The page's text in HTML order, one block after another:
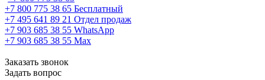
+7 800 775 38 65 Бесплатный
+7 495 641 89 21 Отдел продаж
+7 903 685 38 55 WhatsApp
+7 903 685 38 55 Max
Заказать звонок
Задать вопрос